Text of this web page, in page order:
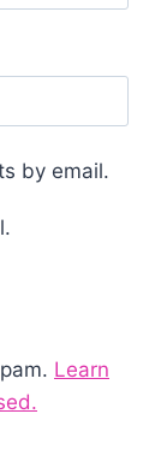
by email.
Learn